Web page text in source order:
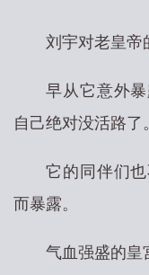
刘宇对老皇帝
早从它意外
自己绝对没活路了。
它的同伴们
而暴露。
气血强盛的皇